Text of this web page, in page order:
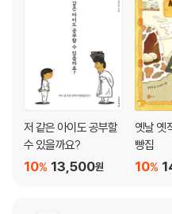
저 같은 아이도 공부할
수 있을까요?
13,500원
10%
옛날 옛
빵집
10%